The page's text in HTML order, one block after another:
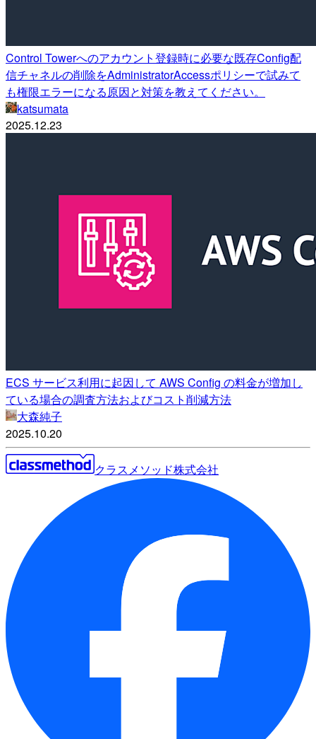
Control Towerへのアカウント登録時に必要な既存Config配
信チャネルの削除をAdministratorAccessポリシーで試みて
も権限エラーになる原因と対策を教えてください。
katsumata
2025.12.23
ECS サービス利用に起因して AWS Config の料金が増加し
ている場合の調査方法およびコスト削減方法
大森純子
2025.10.20
クラスメソッド株式会社